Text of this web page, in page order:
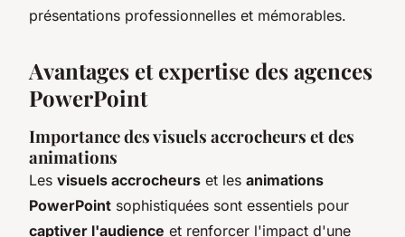
présentations professionnelles et mémorables.
Avantages et expertise des agences
PowerPoint
Importance des visuels accrocheurs et des
animations
Les visuels accrocheurs et les animations
PowerPoint sophistiquées sont essentiels pour
captiver l'audience et renforcer l'impact d'une